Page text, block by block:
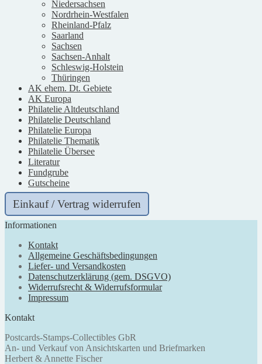
Niedersachsen
Nordrhein-Westfalen
Rheinland-Pfalz
Saarland
Sachsen
Sachsen-Anhalt
Schleswig-Holstein
Thüringen
AK ehem. Dt. Gebiete
AK Europa
Philatelie Altdeutschland
Philatelie Deutschland
Philatelie Europa
Philatelie Thematik
Philatelie Übersee
Literatur
Fundgrube
Gutscheine
Einkauf / Vertrag widerrufen
Informationen
Kontakt
Allgemeine Geschäftsbedingungen
Liefer- und Versandkosten
Datenschutzerklärung (gem. DSGVO)
Widerrufsrecht & Widerrufsformular
Impressum
Kontakt
Postcards-Stamps-Collectibles GbR
An- und Verkauf von Ansichtskarten und Briefmarken
Herbert & Annette Fischer